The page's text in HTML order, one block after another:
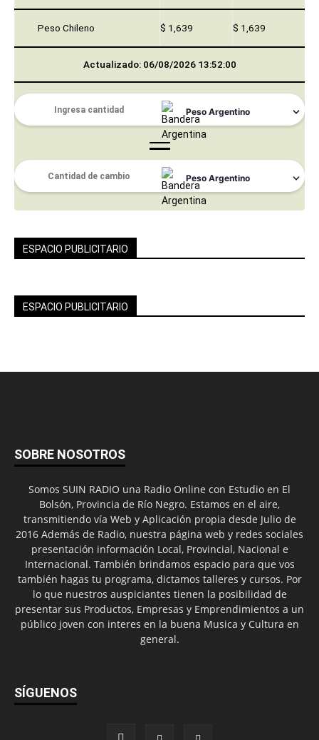
Peso Chileno $ 1,639 $ 1,639
Actualizado: 06/08/2026 13:52:00
ESPACIO PUBLICITARIO
ESPACIO PUBLICITARIO
SOBRE NOSOTROS
Somos SUIN RADIO una Radio Online con Estudio en El
Bolsón, Provincia de Río Negro. Estamos en el aire,
transmitiendo vía Web y Aplicación propia desde Julio de
2016 Además de Radio, nuestra página web y redes sociales
presentación información Local, Provincial, Nacional e
Internacional. También brindamos espacio para que vos
también hagas tu programa, dictamos talleres y cursos. Por
lo que nuestros auspiciantes tienen la posibilidad de
presentar sus Productos, Empresas y Emprendimientos a un
público joven con interes en la buena Musica y Cultura en
general.
SÍGUENOS